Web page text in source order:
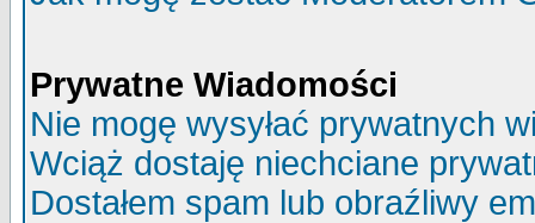
Prywatne Wiadomości
Nie mogę wysyłać prywatnych
Wciąż dostaję niechciane
Dostałem spam lub obraźliwy